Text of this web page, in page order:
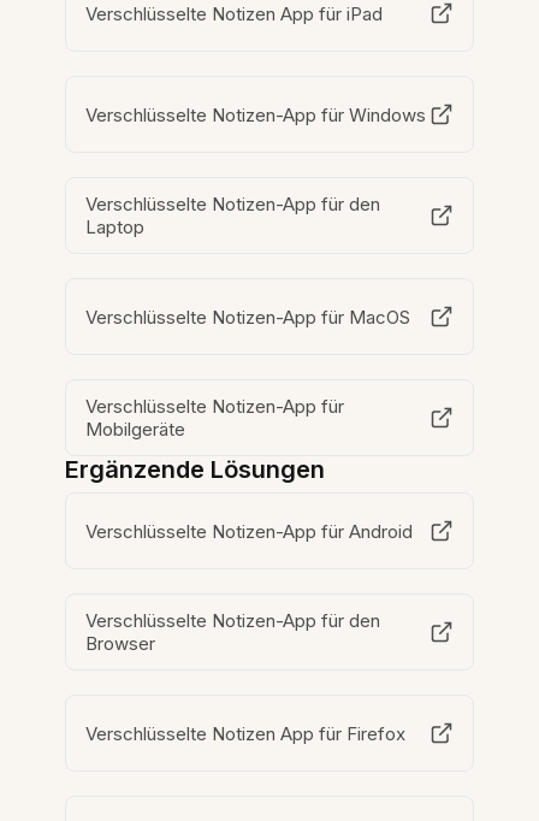
Verschlüsselte Notizen App für iPad
Verschlüsselte Notizen-App für Windows
Verschlüsselte Notizen-App für den
Laptop
Verschlüsselte Notizen-App für MacOS
Verschlüsselte Notizen-App für
Mobilgeräte
Ergänzende Lösungen
Verschlüsselte Notizen-App für Android
Verschlüsselte Notizen-App für den
Browser
Verschlüsselte Notizen App für Firefox